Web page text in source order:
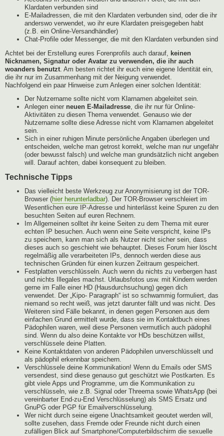
Klardaten verbunden sind
E-Mailadressen, die mit den Klardaten verbunden sind, oder die ihr
anderswo verwendet, wo ihr eure Klardaten preisgegeben habt
(z.B. ein Online-Versandhändler)
Chat-Profile oder Messenger, die mit den Klardaten verbunden sind
Achtet bei der Erstellung eures Forenprofils auch darauf, keinen
Nicknamen, Signatur oder Avatar zu verwenden, die ihr auch
woanders benutzt. Am besten richtet ihr euch eine eigene Identität ein,
die ihr nur im Zusammenhang mit der Neigung verwendet.
Nachfolgend ein paar Hinweise zum Anlegen einer solchen Identität:
Der Nutzername sollte nicht vom Klarnamen abgeleitet sein.
Anlegen einer neuen E-Mailadresse , die ihr nur für Online-
Aktivitäten zu diesen Thema verwendet. Genauso wie der
Nutzername sollte diese Adresse nicht vom Klarnamen abgeleitet
sein.
Sich in einer ruhigen Minute persönliche Angaben überlegen und
entscheiden, welche man getrost korrekt, welche man nur ungefähr
(oder bewusst falsch) und welche man grundsätzlich nicht angeben
will. Darauf achten, dabei konsequent zu bleiben.
Technische Tipps
Das vielleicht beste Werkzeug zur Anonymisierung ist der TOR-
Browser (hier herunterladbar). Der TOR-Browser verschleiert im
Wesentlichen eure IP-Adresse und hinterlässt keine Spuren zu den
besuchten Seiten auf euren Rechnern.
Im Allgemeinen solltet ihr keine Seiten zu dem Thema mit eurer
echten IP besuchen. Auch wenn eine Seite verspricht, keine IPs
zu speichern, kann man sich als Nutzer nicht sicher sein, dass
dieses auch so geschieht wie behauptet. Dieses Forum hier löscht
regelmäßig alle verarbeiteten IPs, dennoch werden diese aus
technischen Gründen für einen kurzen Zeitraum gespeichert.
Festplatten verschlüsseln. Auch wenn du nichts zu verbergen hast
und nichts Illegales machst. Urlaubsfotos usw. mit Kindern werden
gerne im Falle einer HD (Hausdurchsuchung) gegen dich
verwendet. Der „Kipo- Paragraph“ ist so schwammig formuliert, das
niemand so recht weiß, was jetzt darunter fällt und was nicht. Des
Weiteren sind Fälle bekannt, in denen gegen Personen aus dem
einfachen Grund ermittelt wurde, dass sie im Kontaktbuch eines
Pädophilen waren, weil diese Personen vermutlich auch pädophil
sind. Wenn du also deine Kontakte vor HDs beschützen willst,
verschlüssele deine Platten.
Keine Kontaktdaten von anderen Pädophilen unverschlüsselt und
als pädophil erkennbar speichern.
Verschlüssele deine Kommunikation! Wenn du Emails oder SMS
versendest, sind diese genauso gut geschützt wie Postkarten. Es
gibt viele Apps und Programme, um die Kommunikation zu
verschlüsseln, wie z.B. Signal oder Threema sowie WhatsApp (bei
vereinbarter End-zu-End Verschlüsselung) als SMS Ersatz und
GnuPG oder PGP für Emailverschlüsselung.
Wer nicht durch seine eigene Unachtsamkeit geoutet werden will,
sollte zusehen, dass Fremde oder Freunde nicht durch einen
zufälligen Blick auf Smartphone/Computerbildschirm die sexuelle